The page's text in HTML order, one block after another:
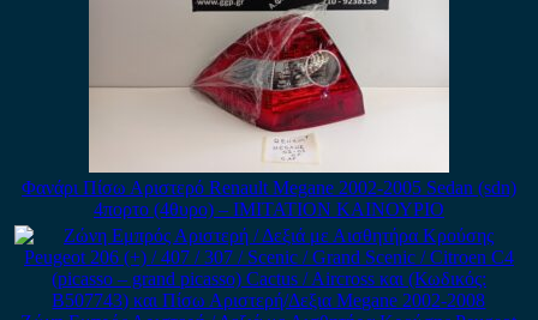
Φανάρι Πίσω Αριστερό Renault Megane 2002-2005 Sedan (sdn)
4πορτο (4θυρο) – IMITATION ΚΑΙΝΟΥΡΙΟ